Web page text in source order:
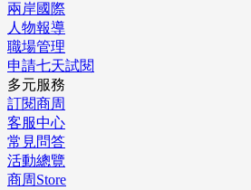
兩岸國際
人物報導
職場管理
申請七天試閱
多元服務
訂閱商周
客服中心
常見問答
活動總覽
商周Store